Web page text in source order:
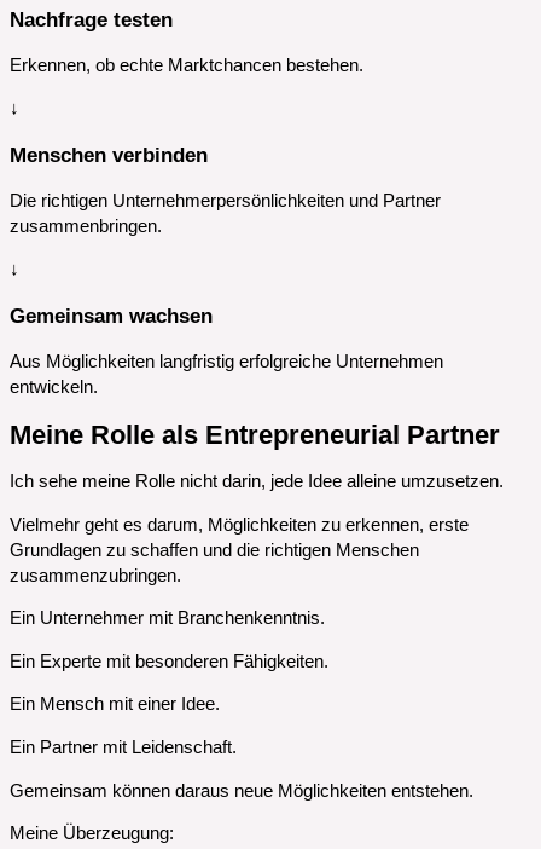
Nachfrage testen
Erkennen, ob echte Marktchancen bestehen.
↓
Menschen verbinden
Die richtigen Unternehmerpersönlichkeiten und Partner
zusammenbringen.
↓
Gemeinsam wachsen
Aus Möglichkeiten langfristig erfolgreiche Unternehmen
entwickeln.
Meine Rolle als Entrepreneurial Partner
Ich sehe meine Rolle nicht darin, jede Idee alleine umzusetzen.
Vielmehr geht es darum, Möglichkeiten zu erkennen, erste
Grundlagen zu schaffen und die richtigen Menschen
zusammenzubringen.
Ein Unternehmer mit Branchenkenntnis.
Ein Experte mit besonderen Fähigkeiten.
Ein Mensch mit einer Idee.
Ein Partner mit Leidenschaft.
Gemeinsam können daraus neue Möglichkeiten entstehen.
Meine Überzeugung: